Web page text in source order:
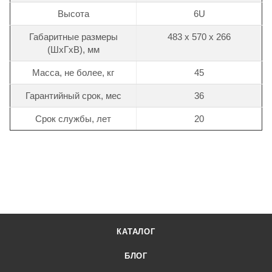
Высота 6U
Габаритные размеры
(ШхГхВ), мм
483 х 570 х 266
Масса, не более, кг 45
Гарантийный срок, мес 36
Срок службы, лет 20
КАТАЛОГ
БЛОГ